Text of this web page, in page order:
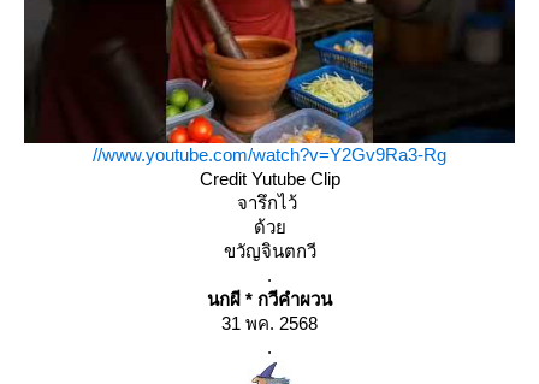
//www.youtube.com/watch?v=Y2Gv9Ra3-Rg
Credit Yutube Clip
จารึกไว้
ด้ว
ขวัญจินตกวี
.
นกผี * กวีคำผวน
31 พค. 2568
.